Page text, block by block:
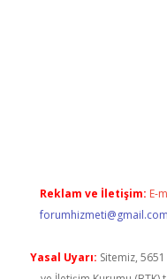
Reklam ve İletişim: E-
forumhizmeti@gmail.com
Yasal Uyarı: Sitemiz,